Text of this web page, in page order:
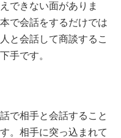
できない面がありま
で会話をするだけでは
と会話して商談するこ
手です。
で相手と会話すること
。相手に突っ込まれて